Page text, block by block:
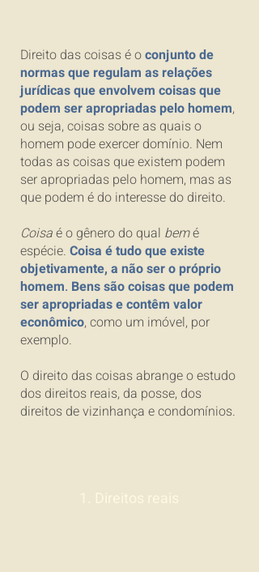
Direito das coisas é oconjunto de
normas que regulam as relações
jurídicas que envolvem coisas que
podem ser apropriadas pelo homem,
ou seja, coisas sobre as quais o
homem pode exercer domínio. Nem
todas as coisas que existem podem
ser apropriadas pelo homem, mas as
que podem é do interesse do direito.
Coisaé o gênero do qual bemé
espécie. Coisa é tudo que existe
objetivamente, a não ser o próprio
homem. Bens são coisas que podem
ser apropriadas e contêm valor
econômico, como um imóvel, por
exemplo.
O direito das coisas abrange o estudo
dos direitos reais, da posse, dos
direitos de vizinhança e condomínios.